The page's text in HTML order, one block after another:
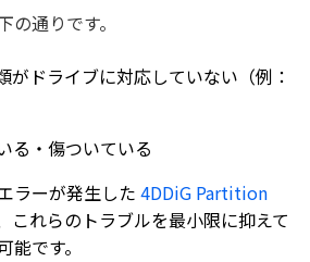
通りです。
がドライブに対応していない（例：
る・傷ついている
ラーが発生した 4DDiG Partition
これらのトラブルを最小限に抑えて
です。